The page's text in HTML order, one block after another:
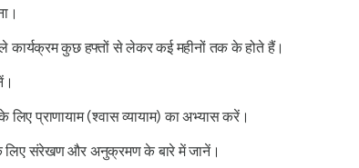
कुछ हफ्तों से लेकर कई महीनों तक के होते हैं।
लिए प्राणायाम (श्वास व्यायाम) का अभ्यास करें।
लिए संरेखण और अनुक्रमण के बारे में जानें।